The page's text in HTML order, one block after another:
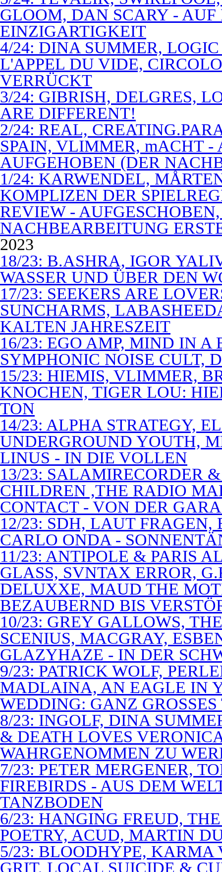
GLOOM, DAN SCARY -
EINZIGARTIGKEIT
4/24: DINA SUMMER,
L'APPEL DU VIDE,
VERRÜCKT
3/24: GIBRISH, DELGRES,
ARE DIFFERENT!
2/24: REAL,
SPAIN, VLIMMER, mACHT -
AUFGEHOBEN (DER
1/24: KARWENDEL,
KOMPLIZEN DER
REVIEW -
NACHBEARBEITUNG
2023
18/23: B.ASHRA, IGOR
WASSER UND ÜBER DEN
17/23: SEEKERS ARE
SUNCHARMS,
KALTEN JAHRESZEIT
16/23: EGO AMP, MIND IN
SYMPHONIC NOISE CULT,
15/23: HIEMIS, VLIMMER,
KNOCHEN, TIGER LOU:
TON
14/23: ALPHA STRATEGY,
UNDERGROUND YOUTH,
LINUS - IN DIE VOLLEN
13/23: SALAMIRECORDER
CHILDREN ,THE RADIO
CONTACT - VON DER
12/23: SDH, LAUT
CARLO ONDA -
11/23: ANTIPOLE & PARIS
GLASS, SVNTAX ERROR,
DELUXXE, MAUD THE
BEZAUBERND BIS
10/23: GREY GALLOWS,
SCENIUS, MACGRAY,
GLAZYHAZE - IN DER
9/23: PATRICK WOLF,
MADLAINA, AN EAGLE IN
WEDDING: GANZ
8/23: INGOLF, DINA
& DEATH LOVES
WAHRGENOMMEN ZU
7/23: PETER MERGENER,
FIREBIRDS - AUS DEM
TANZBODEN
6/23: HANGING FREUD,
POETRY, ACUD, MARTIN
5/23: BLOODHYPE, KARMA
GRIT, LOCAL SUICIDE &